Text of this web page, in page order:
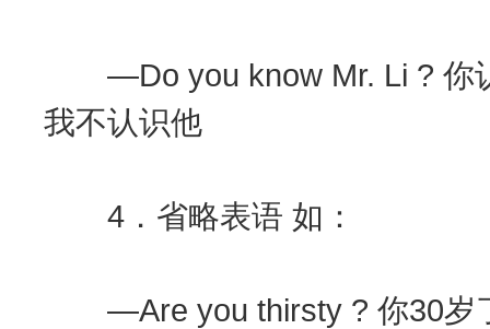
—Do you know Mr. Li ? 你
我不认识他
4．省略表语 如：
—Are you thirsty ? 你30岁了